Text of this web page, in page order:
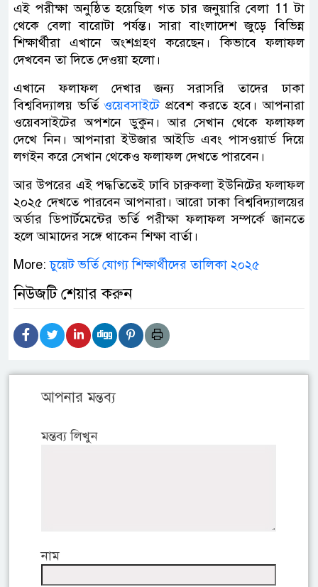
এই পরীক্ষা অনুষ্ঠিত হয়েছিল গত চার জনুয়ারি বেলা 11 টা
থেকে বেলা বারোটা পর্যন্ত। সারা বাংলাদেশ জুড়ে বিভিন্ন
শিক্ষার্থীরা এখানে অংশগ্রহণ করেছেন। কিভাবে ফলাফল
দেখবেন তা দিতে দেওয়া হলো।
এখানে ফলাফল দেখার জন্য সরাসরি তাদের ঢাকা
বিশ্ববিদ্যালয় ভর্তিওয়েবসাইটেপ্রবেশ করতে হবে। আপনারা
ওয়েবসাইটের অপশনে ডুকুন। আর সেখান থেকে ফলাফল
দেখে নিন। আপনারা ইউজার আইডি এবং পাসওয়ার্ড দিয়ে
লগইন করে সেখান থেকেও ফলাফল দেখতে পারবেন।
আর উপরের এই পদ্ধতিতেই ঢাবি চারুকলা ইউনিটের ফলাফল
২০২৫ দেখতে পারবেন আপনারা। আরো ঢাকা বিশ্ববিদ্যালয়ের
অর্ডার ডিপার্টমেন্টের ভর্তি পরীক্ষা ফলাফল সম্পর্কে জানতে
হলে আমাদের সঙ্গে থাকেন শিক্ষা বার্তা।
More:চুয়েট ভর্তি যোগ্য শিক্ষার্থীদের তালিকা ২০২৫
নিউজটি শেয়ার করুন
আপনার মন্তব্য
মন্তব্য লিখুন
নাম